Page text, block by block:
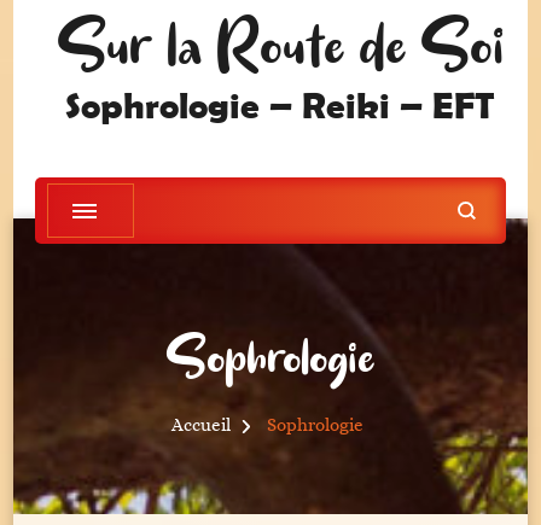
Sur la Route de Soi
Sophrologie – Reiki – EFT
Sophrologie
Accueil Sophrologie